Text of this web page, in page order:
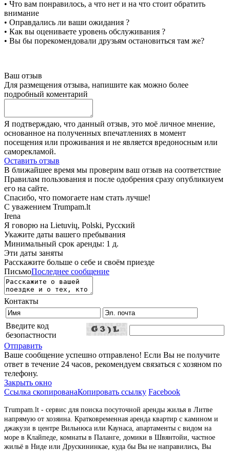
• Что вам понравилось, а что нет и на что стоит обратить
внимание
• Оправдались ли ваши ожидания ?
• Как вы оцениваете уровень обслуживания ?
• Вы бы порекомендовали друзьям остановиться там же?
Ваш отзыв
Для размещения отзыва, напишите как можно более
подробный коментарий
Я подтверждаю, что данный отзыв, это моё личное мнение,
основанное на полученных впечатлениях в момент
посещения или проживания и не является вредоносным или
саморекламой.
Оставить отзыв
В ближайшее время мы проверим ваш отзыв на соответствие
Правилам пользования и после одобрения сразу опубликиуем
его на сайте.
Спасибо, что помогаете нам стать лучше!
С уважением Trumpam.lt
Irena
Я говорю на Lietuvių, Polski, Русский
Укажите даты вашего пребывания
Минимальный срок аренды: 1 д.
Эти даты заняты
Расскажите больше о себе и своём приезде
ПисьмоПоследнее сообщение
Контакты
Введите код
безопастности
Отправить
Ваше сообщение успешно отправлено! Если Вы не получите
ответ в течение 24 часов, рекомендуем связаться с хозяном по
телефону.
Закрыть окно
Ссылка скопированаКопировать ссылку Facebook
Trumpam.lt - сервис для поиска посуточной аренды жилья в Литве
напрямую от хозяина. Кратковременная аренда квартир с камином и
джакузи в центре Вильнюса или Каунаса, апартаменты с видом на
море в Клайпеде, комнаты в Паланге, домики в Швянтойи, частное
жильё в Ниде или Друскининкае, куда бы Вы не направились, Вы